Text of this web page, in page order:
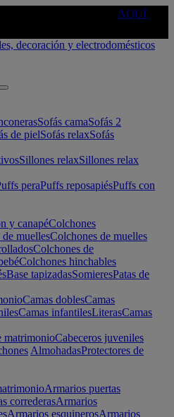
AQUÍ
Sofás camaSofás 2
de pielSofás relaxSofás
Sillones relaxSillones relax
peraPuffs reposapiésPuffs con
y canapéColchones
muellesColchones de muelles
Colchones de
Colchones hinchables
Base tapizadasSomieresPatas de
Camas doblesCamas
Camas infantilesLiterasCamas
matrimonioCabeceros juveniles
AlmohadasProtectores de
Armarios puertas
correderasArmarios
Armarios esquinerosArmarios